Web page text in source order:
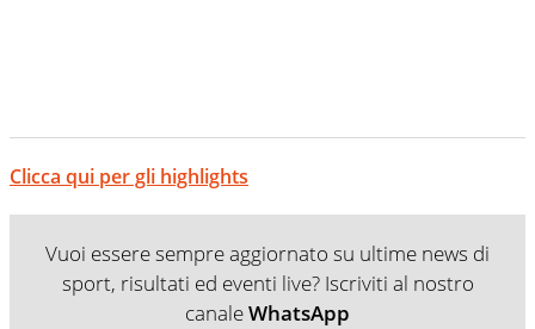
Clicca qui per gli highlights
Vuoi essere sempre aggiornato su ultime news di
sport, risultati ed eventi live? Iscriviti al nostro
canaleWhatsApp